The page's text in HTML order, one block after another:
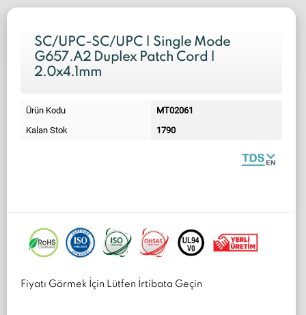
SC/UPC-SC/UPC | Single Mode
G657.A2 Duplex Patch Cord |
2.0x4.1mm
Ürün Kodu
MT02061
Kalan Stok
1790
Fiyatı Görmek İçin Lütfen İrtibata Geçin